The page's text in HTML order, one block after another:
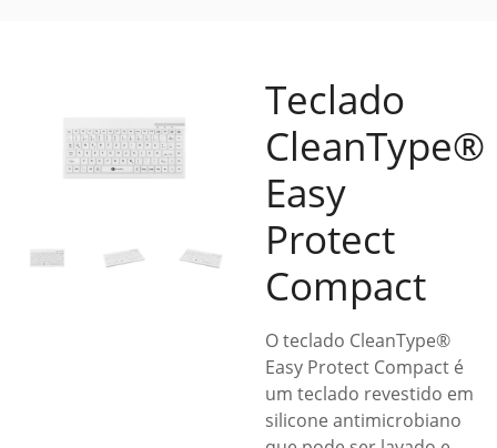
Teclado
CleanType®
Easy
Protect
Compact
O teclado CleanType®
Easy Protect Compact é
um teclado revestido em
silicone antimicrobiano